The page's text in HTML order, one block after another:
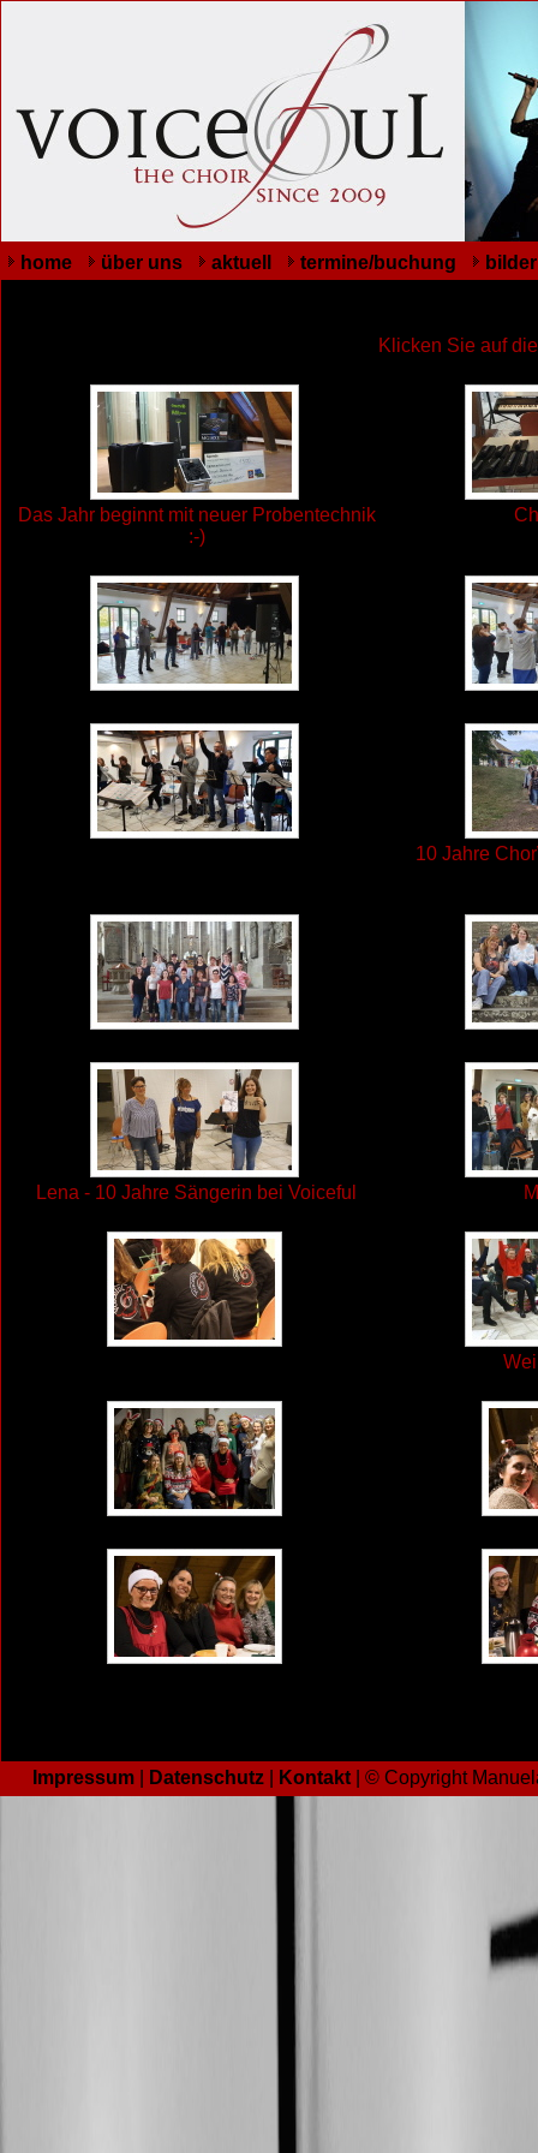
home über uns aktuell termine/buchung bilder
Klicken Sie auf
Das Jahr beginnt mit neuer Probentechnik
:-)
10 Jahre
Lena - 10 Jahre Sängerin bei Voiceful
Impressum Datenschutz Kontakt | © Copyright